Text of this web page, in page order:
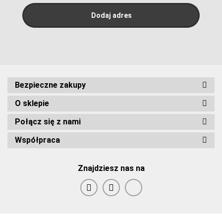
Bezpieczne zakupy
O sklepie
Połącz się z nami
Współpraca
Znajdziesz nas na